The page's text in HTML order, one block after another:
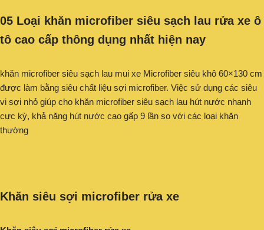
05 Loại khăn microfiber siêu sạch lau rửa xe ô
tô cao cấp thông dụng nhất hiện nay
khăn microfiber siêu sạch lau mui xe Microfiber siêu khô 60×130 cm
được làm bằng siêu chất liệu sợi microfiber. Việc sử dụng các siêu
vi sợi nhỏ giúp cho khăn microfiber siêu sạch lau hút nước nhanh
cực kỳ, khả năng hút nước cao gấp 9 lần so với các loại khăn
thường
Khăn siêu sợi microfiber rửa xe